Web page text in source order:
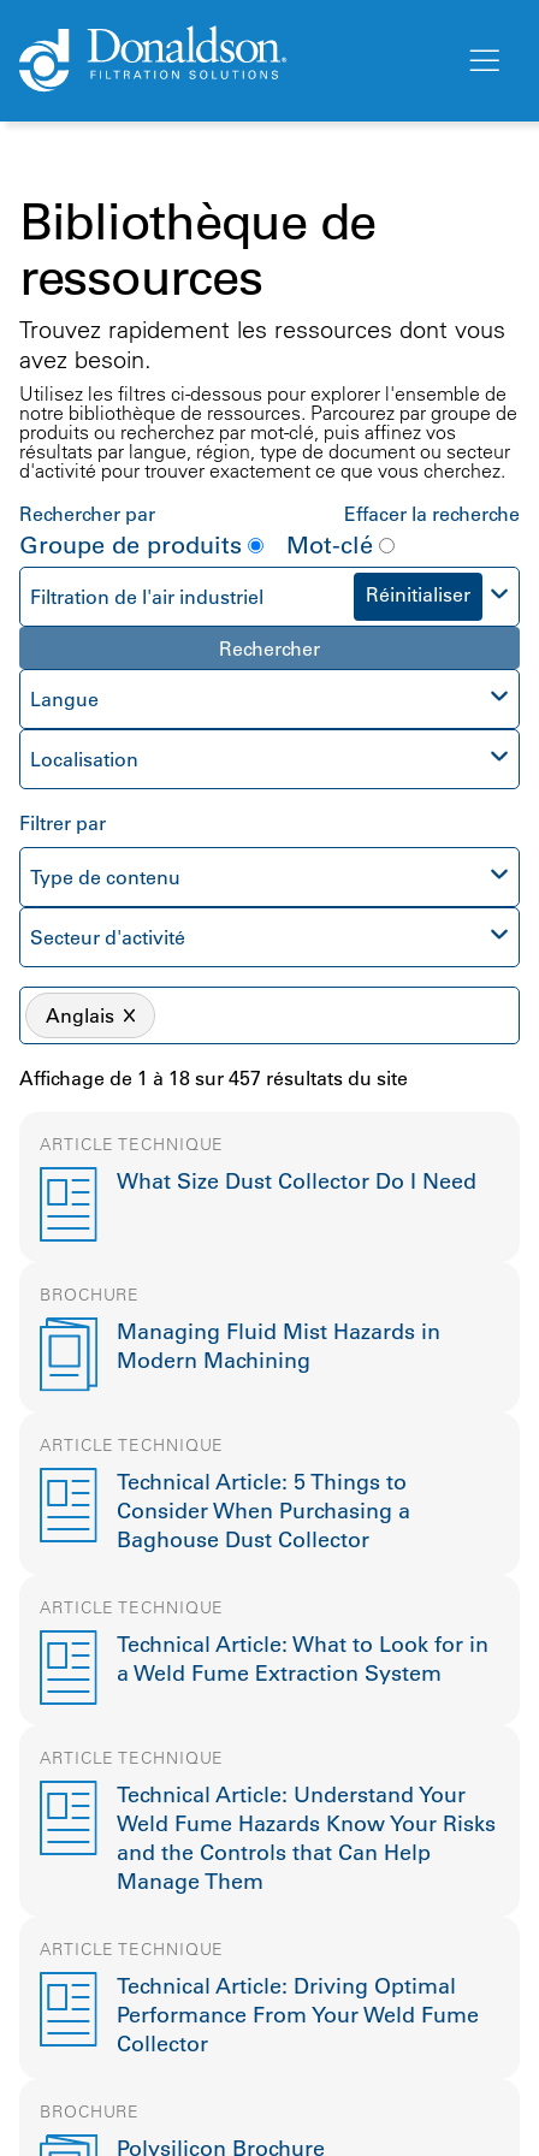
Bibliothèque de
ressources
Trouvez rapidement les ressources dont vous
avez besoin.
Utilisez les filtres ci-dessous pour explorer l'ensemble de
notre bibliothèque de ressources. Parcourez par groupe de
produits ou recherchez par mot-clé, puis affinez vos
résultats par langue, région, type de document ou secteur
d'activité pour trouver exactement ce que vous cherchez.
Rechercher par
Effacer la recherche
Groupe de produits Mot-clé
Filtration de l'air industriel Réinitialiser
Rechercher
Langue
Localisation
Filtrer par
Type de contenu
Secteur d'activité
Anglais
Affichage de 1 à 18 sur 457 résultats du site
ARTICLE TECHNIQUE
What Size Dust Collector Do I Need
BROCHURE
Managing Fluid Mist Hazards in
Modern Machining
ARTICLE TECHNIQUE
Technical Article: 5 Things to
Consider When Purchasing a
Baghouse Dust Collector
ARTICLE TECHNIQUE
Technical Article: What to Look for in
a Weld Fume Extraction System
ARTICLE TECHNIQUE
Technical Article: Understand Your
Weld Fume Hazards Know Your Risks
and the Controls that Can Help
Manage Them
ARTICLE TECHNIQUE
Technical Article: Driving Optimal
Performance From Your Weld Fume
Collector
BROCHURE
Polysilicon Brochure